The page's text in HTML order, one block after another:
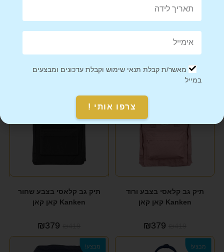
Pin This Product
מוצרים קשורים
תיק גב קלאסי בצבע ורוד
Kanken קאן קאן
₪419
₪379
תיק גב קלאסי בצבע שחור
Kanken קאן קאן
₪419
₪379
מבצע! מבצע!
מאשר/ת קבלת תנאי שימוש וקבלת עדכונים ומבצעים
במייל
צרפו אותי !